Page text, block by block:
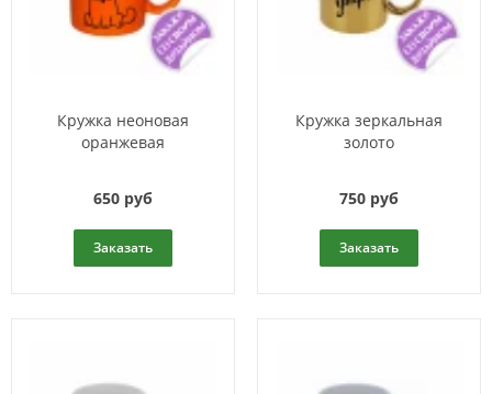
Кружка неоновая
оранжевая
650 руб
Заказать
Кружка зеркальная
золото
750 руб
Заказать